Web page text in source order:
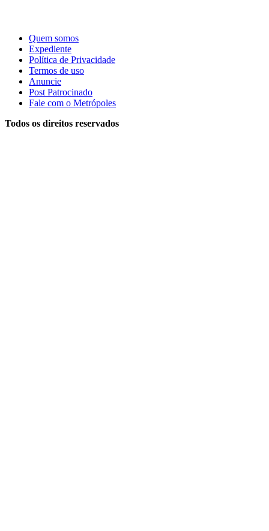
Quem somos
Expediente
Política de Privacidade
Termos de uso
Anuncie
Post Patrocinado
Fale com o Metrópoles
Todos os direitos reservados